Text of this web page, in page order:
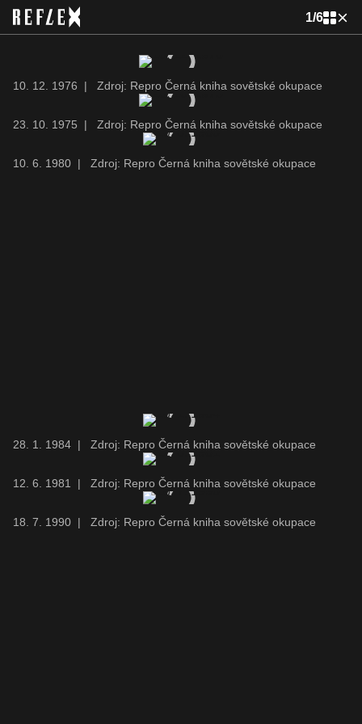
1/6
10. 12. 1976 | Zdroj: Repro Černá kniha sovětské okupace
23. 10. 1975 | Zdroj: Repro Černá kniha sovětské okupace
10. 6. 1980 | Zdroj: Repro Černá kniha sovětské okupace
28. 1. 1984 | Zdroj: Repro Černá kniha sovětské okupace
12. 6. 1981 | Zdroj: Repro Černá kniha sovětské okupace
18. 7. 1990 | Zdroj: Repro Černá kniha sovětské okupace